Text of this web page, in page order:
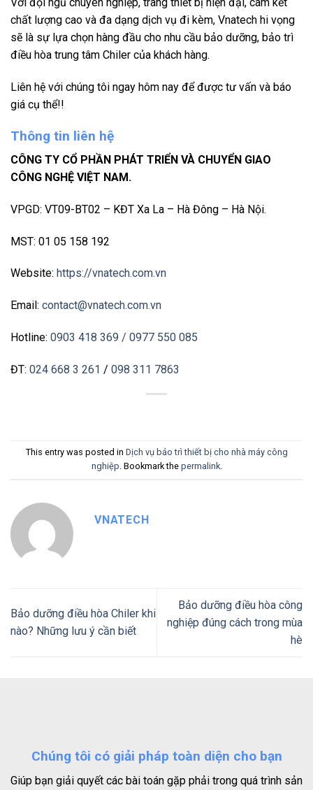
chất lượng cao và đa dạng dịch vụ đi kèm, Vnatech hi vọng
sẽ là sự lựa chọn hàng đầu cho nhu cầu bảo dưỡng, bảo trì
điều hòa trung tâm Chiler của khách hàng.
Liên hệ với chúng tôi ngay hôm nay để được tư vấn và báo
giá cụ thể!!
Thông tin liên hệ
CÔNG TY CỔ PHẦN PHÁT TRIỂN VÀ CHUYỂN GIAO
CÔNG NGHỆ VIỆT NAM.
VPGD: VT09-BT02 – KĐT Xa La – Hà Đông – Hà Nội.
MST: 01 05 158 192
Website: https://vnatech.com.vn
Email: contact@vnatech.com.vn
Hotline: 0903 418 369 / 0977 550 085
ĐT: 024 668 3 261 / 098 311 7863
This entry was posted in Dịch vụ bảo trì thiết bị cho nhà máy công
nghiệp. Bookmark the permalink.
VNATECH
Bảo dưỡng điều hòa Chiler khi
nào? Những lưu ý cần biết
Bảo dưỡng điều hòa công
nghiệp đúng cách trong mùa
hè
Chúng tôi có giải pháp toàn diện cho bạn
Giúp bạn giải quyết các bài toán gặp phải trong quá trình sản